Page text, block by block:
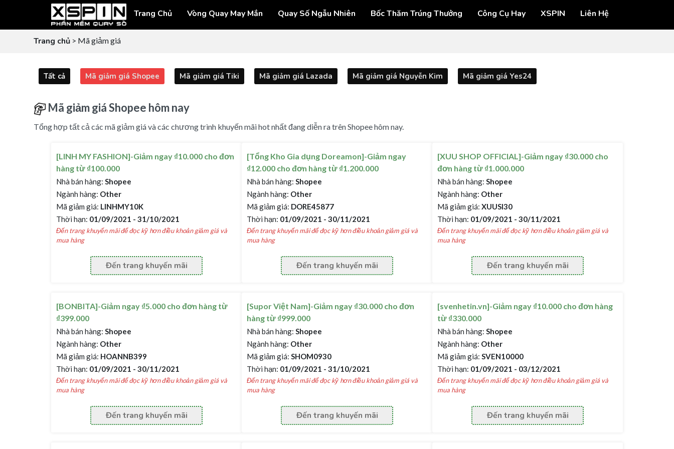
Trang Chủ Vòng Quay May Mắn Quay Số Ngẫu Nhiên Bốc Thăm Trúng Thưởng Công Cụ Hay XSPIN Liên Hệ
Trang chủ > Mã giảm giá
Tất cả Mã giảm giá Shopee Mã giảm giá Tiki Mã giảm giá Lazada Mã giảm giá Nguyễn Kim Mã giảm giá Yes24
Mã giảm giá Shopee hôm nay
Tổng hợp tất cả các mã giảm giá và các chương trình khuyến mãi hot nhất đang diễn ra trên Shopee hôm nay.
[LINH MY FASHION]-Giảm ngay ₫10.000 cho đơn
hàng từ ₫100.000
Nhà bán hàng: Shopee
Ngành hàng: Other
Mã giảm giá: LINHMY10K
Thời hạn: 01/09/2021 - 31/10/2021
Đến trang khuyến mãi để đọc kỹ hơn điều khoản giảm giá và
mua hàng
Đến trang khuyến mãi
[Tổng Kho Gia dụng Doreamon]-Giảm ngay
₫12.000 cho đơn hàng từ ₫1.200.000
Nhà bán hàng: Shopee
Ngành hàng: Other
Mã giảm giá: DORE45877
Thời hạn: 01/09/2021 - 30/11/2021
Đến trang khuyến mãi để đọc kỹ hơn điều khoản giảm giá và
mua hàng
Đến trang khuyến mãi
[XUU SHOP OFFICIAL]-Giảm ngay ₫30.000 cho
đơn hàng từ ₫1.000.000
Nhà bán hàng: Shopee
Ngành hàng: Other
Mã giảm giá: XUUSI30
Thời hạn: 01/09/2021 - 30/11/2021
Đến trang khuyến mãi để đọc kỹ hơn điều khoản giảm giá và
mua hàng
Đến trang khuyến mãi
[BONBITA]-Giảm ngay ₫5.000 cho đơn hàng từ
₫399.000
Nhà bán hàng: Shopee
Ngành hàng: Other
Mã giảm giá: HOANNB399
Thời hạn: 01/09/2021 - 30/11/2021
Đến trang khuyến mãi để đọc kỹ hơn điều khoản giảm giá và
mua hàng
Đến trang khuyến mãi
[Supor Việt Nam]-Giảm ngay ₫30.000 cho đơn
hàng từ ₫999.000
Nhà bán hàng: Shopee
Ngành hàng: Other
Mã giảm giá: SHOM0930
Thời hạn: 01/09/2021 - 31/10/2021
Đến trang khuyến mãi để đọc kỹ hơn điều khoản giảm giá và
mua hàng
Đến trang khuyến mãi
[svenhetin.vn]-Giảm ngay ₫10.000 cho đơn hàng
từ ₫330.000
Nhà bán hàng: Shopee
Ngành hàng: Other
Mã giảm giá: SVEN10000
Thời hạn: 01/09/2021 - 03/12/2021
Đến trang khuyến mãi để đọc kỹ hơn điều khoản giảm giá và
mua hàng
Đến trang khuyến mãi